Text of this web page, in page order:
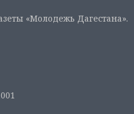
«Молодежь Дагестана».